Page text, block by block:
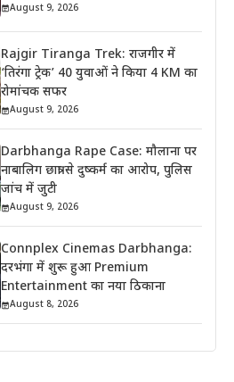
August 9, 2026
Rajgir Tiranga Trek: राजगीर में
‘तिरंगा ट्रेक’ 40 युवाओं ने किया 4 KM का
रोमांचक सफर
August 9, 2026
Darbhanga Rape Case: मौलाना पर
नाबालिग छात्रा से दुष्कर्म का आरोप, पुलिस
जांच में जुटी
August 9, 2026
Connplex Cinemas Darbhanga:
दरभंगा में शुरू हुआ Premium
Entertainment का नया ठिकाना
August 8, 2026